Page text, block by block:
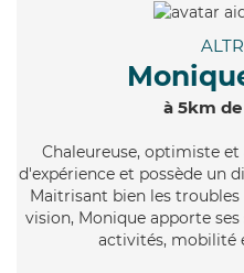
à 5km
Chaleureuse, optimiste et
d'expérience et possède un
Maitrisant bien les
vision, Monique apporte
activités, mobilité